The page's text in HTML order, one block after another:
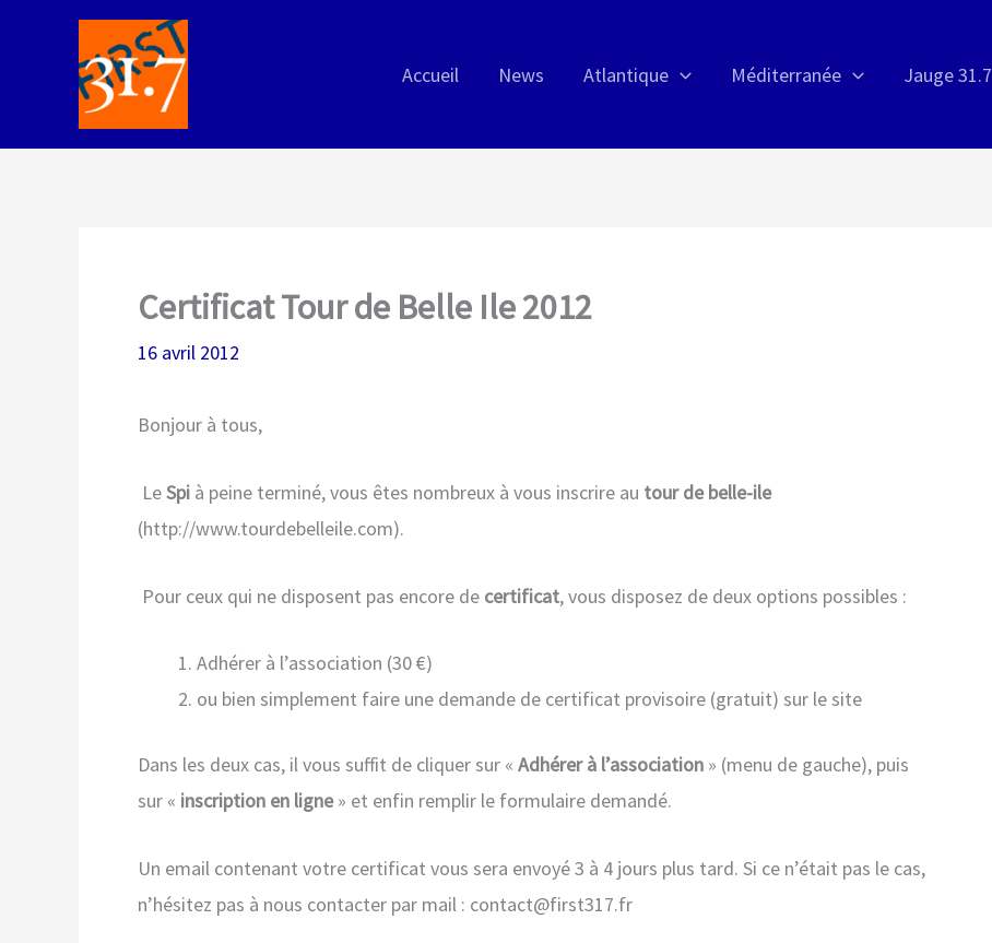
Accueil News Atlantique Méditerranée Jauge 31.7
Certificat Tour de Belle Ile 2012
16 avril 2012
Bonjour à tous,
LeSpi à peine terminé, vous êtes nombreux à vous inscrire au tour de belle-ile
(http://www.tourdebelleile.com).
Pour ceux qui ne disposent pas encore de certificat, vous disposez de deux options possibles :
Adhérer à l’association (30 €)
ou bien simplement faire une demande de certificat provisoire (gratuit) sur le site
Dans les deux cas, il vous suffit de cliquer sur « Adhérer à l’association » (menu de gauche), puis
sur « inscription en ligne» et enfin remplir le formulaire demandé.
Un email contenant votre certificat vous sera envoyé 3 à 4 jours plus tard. Si ce n’était pas le cas,
n’hésitez pas à nous contacter par mail : contact@first317.fr